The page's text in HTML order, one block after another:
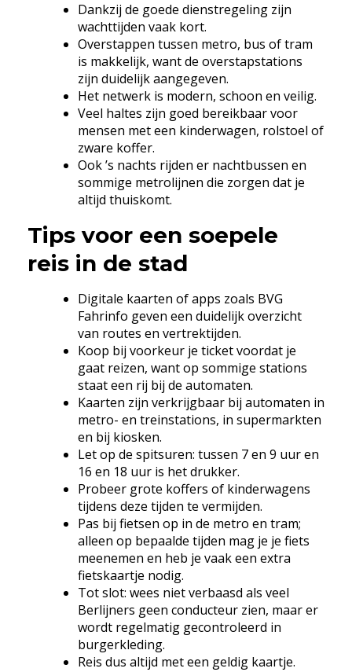
Dankzij de goede dienstregeling zijn
wachttijden vaak kort.
Overstappen tussen metro, bus of tram
is makkelijk, want de overstapstations
zijn duidelijk aangegeven.
Het netwerk is modern, schoon en veilig.
Veel haltes zijn goed bereikbaar voor
mensen met een kinderwagen, rolstoel of
zware koffer.
Ook ’s nachts rijden er nachtbussen en
sommige metrolijnen die zorgen dat je
altijd thuiskomt.
Tips voor een soepele
reis in de stad
Digitale kaarten of apps zoals BVG
Fahrinfo geven een duidelijk overzicht
van routes en vertrektijden.
Koop bij voorkeur je ticket voordat je
gaat reizen, want op sommige stations
staat een rij bij de automaten.
Kaarten zijn verkrijgbaar bij automaten in
metro- en treinstations, in supermarkten
en bij kiosken.
Let op de spitsuren: tussen 7 en 9 uur en
16 en 18 uur is het drukker.
Probeer grote koffers of kinderwagens
tijdens deze tijden te vermijden.
Pas bij fietsen op in de metro en tram;
alleen op bepaalde tijden mag je je fiets
meenemen en heb je vaak een extra
fietskaartje nodig.
Tot slot: wees niet verbaasd als veel
Berlijners geen conducteur zien, maar er
wordt regelmatig gecontroleerd in
burgerkleding.
Reis dus altijd met een geldig kaartje.